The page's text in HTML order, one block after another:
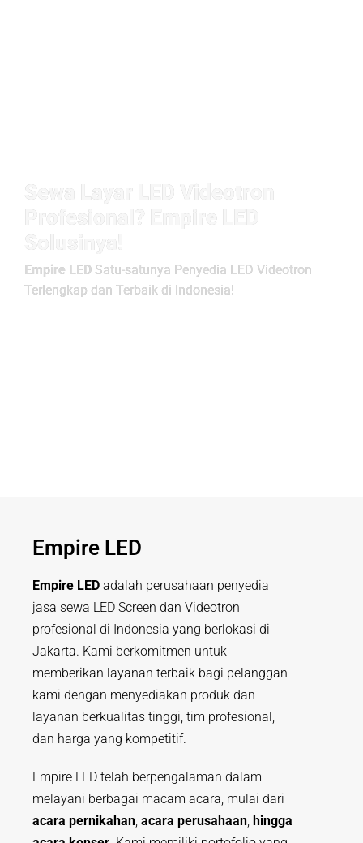
Sewa Layar LED Videotron
Profesional? Empire LED
Solusinya!
Empire LED Satu-satunya Penyedia LED Videotron
Terlengkap dan Terbaik di Indonesia!
Empire LED
Empire LED adalah perusahaan penyedia
jasa sewa LED Screen dan Videotron
profesional di Indonesia yang berlokasi di
Jakarta. Kami berkomitmen untuk
memberikan layanan terbaik bagi pelanggan
kami dengan menyediakan produk dan
layanan berkualitas tinggi, tim profesional,
dan harga yang kompetitif.
Empire LED telah berpengalaman dalam
melayani berbagai macam acara, mulai dari
acara pernikahan, acara perusahaan, hingga